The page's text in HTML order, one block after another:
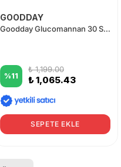
GOODDAY
Goodday Glucomannan 30 Saşe
%11
₺ 1,199.00
₺ 1,065.43
SEPETE EKLE